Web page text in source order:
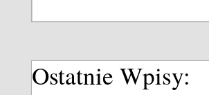
Ostatnie Wpisy: